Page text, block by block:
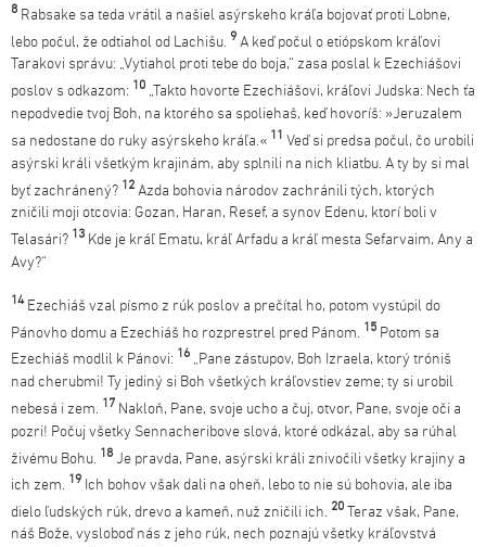
8 Rabsake sa teda vrátil a našiel asýrskeho kráľa bojovať proti Lobne,
lebo počul, že odtiahol od Lachišu. 9 A keď počul o etiópskom kráľovi
Tarakovi správu: „Vytiahol proti tebe do boja,“ zasa poslal k Ezechiášovi
poslov s odkazom: 10 „Takto hovorte Ezechiášovi, kráľovi Judska: Nech ťa
nepodvedie tvoj Boh, na ktorého sa spoliehaš, keď hovoríš: »Jeruzalem
sa nedostane do ruky asýrskeho kráľa.« 11 Veď si predsa počul, čo urobili
asýrski králi všetkým krajinám, aby splnili na nich kliatbu. A ty by si mal
byť zachránený? 12 Azda bohovia národov zachránili tých, ktorých
zničili moji otcovia: Gozan, Haran, Resef, a synov Edenu, ktorí boli v
Telasári? 13 Kde je kráľ Ematu, kráľ Arfadu a kráľ mesta Sefarvaim, Any a
Avy?“
14 Ezechiáš vzal písmo z rúk poslov a prečítal ho, potom vystúpil do
Pánovho domu a Ezechiáš ho rozprestrel pred Pánom. 15 Potom sa
Ezechiáš modlil k Pánovi: 16 „Pane zástupov, Boh Izraela, ktorý tróniš
nad cherubmi! Ty jediný si Boh všetkých kráľovstiev zeme; ty si urobil
nebesá i zem. 17 Nakloň, Pane, svoje ucho a čuj, otvor, Pane, svoje oči a
pozri! Počuj všetky Sennacheribove slová, ktoré odkázal, aby sa rúhal
živému Bohu. 18 Je pravda, Pane, asýrski králi znivočili všetky krajiny a
ich zem. 19 Ich bohov však dali na oheň, lebo to nie sú bohovia, ale iba
dielo ľudských rúk, drevo a kameň, nuž zničili ich. 20 Teraz však, Pane,
náš Bože, vysloboď nás z jeho rúk, nech poznajú všetky kráľovstvá